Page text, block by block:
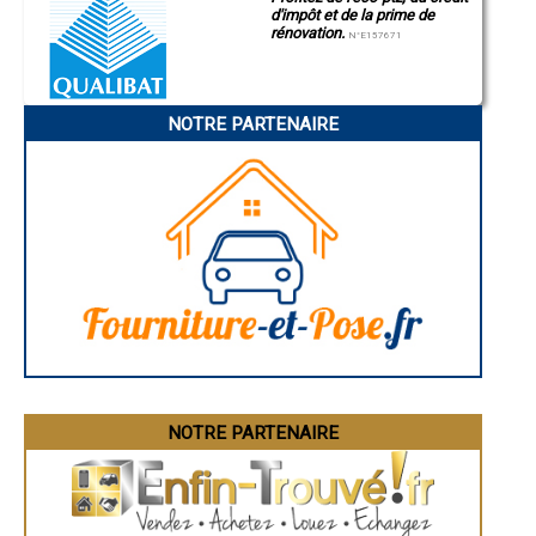
- Tailleur de pierre à Frépillon
- Tailleur de pierre à Saint-Witz
- Tailleur de pierre à Montlignon
- Tailleur de pierre à Asnières-sur-Oise
- Tailleur de pierre à Andilly
- Tailleur de pierre à Roissy-en-France
- Tailleur de pierre à Saint-Martin-du-Tertre
- Tailleur de pierre à Bernes-sur-Oise
- Tailleur de pierre à Ennery
- Tailleur de pierre à Vémars
- Tailleur de pierre à Fontenay-en-Parisis
- Tailleur de pierre à Butry-sur-Oise
- Tailleur de pierre à Baillet-en-France
- Tailleur de pierre à Boissy-l'Aillerie
- Tailleur de pierre à Nesles-la-Vallée
- Tailleur de pierre à Chars
- Tailleur de pierre à Belloy-en-France
- Tailleur de pierre à Maffliers
- Tailleur de pierre à Seraincourt
- Tailleur de pierre à Mours
- Tailleur de pierre à Us
- Tailleur de pierre à Sagy
- Tailleur de pierre à Valmondois
d'impôt et de la prime de
rénovation. N°E157671
NOTRE PARTENAIRE
NOTRE PARTENAIRE